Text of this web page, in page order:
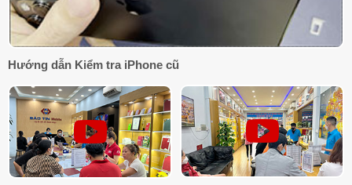
Hướng dẫn Kiểm tra iPhone cũ